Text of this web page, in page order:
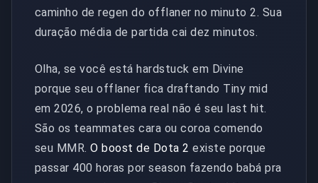
caminho de regen do offlaner no minuto 2. Sua
duração média de partida cai dez minutos.
Olha, se você está hardstuck em Divine
porque seu offlaner fica draftando Tiny mid
em 2026, o problema real não é seu last hit.
São os teammates cara ou coroa comendo
seu MMR.O boost de Dota 2 existe porque
passar 400 horas por season fazendo babá pra